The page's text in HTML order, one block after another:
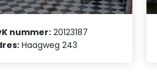
nummer: 20123187
Haagweg 243